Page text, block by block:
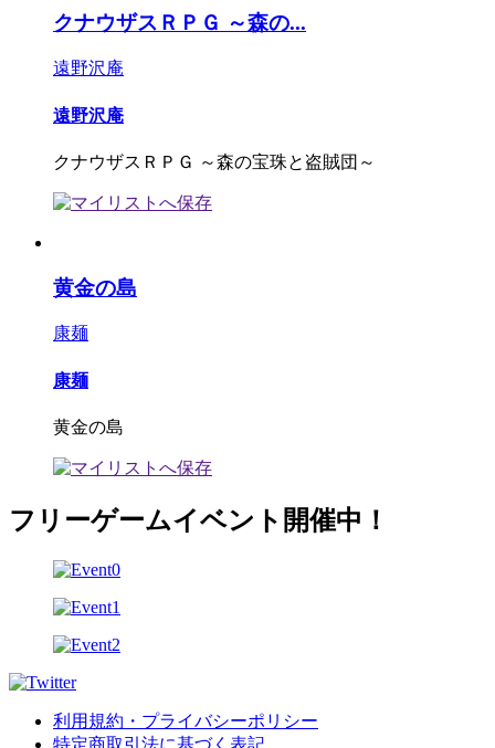
クナウザスＲＰＧ ～森の...
遠野沢庵
遠野沢庵
クナウザスＲＰＧ ～森の宝珠と盗賊団～
黄金の島
康麺
康麺
黄金の島
フリーゲームイベント開催中！
利用規約・プライバシーポリシー
特定商取引法に基づく表記